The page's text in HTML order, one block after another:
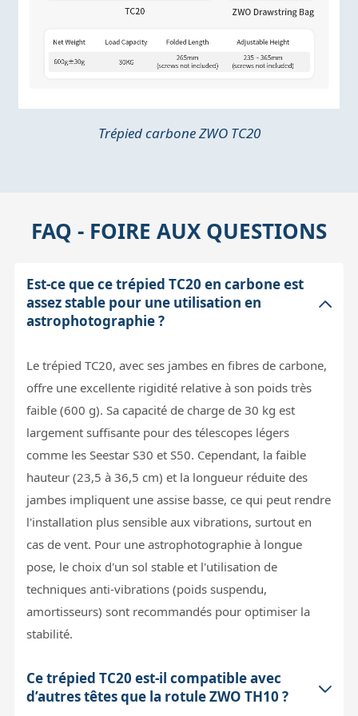
Trépied carbone ZWO TC20
FAQ - FOIRE AUX QUESTIONS
Est-ce que ce trépied TC20 en carbone est
assez stable pour une utilisation en
astrophotographie ?
Le trépied TC20, avec ses jambes en fibres de carbone,
offre une excellente rigidité relative à son poids très
faible (600 g). Sa capacité de charge de 30 kg est
largement suffisante pour des télescopes légers
comme les Seestar S30 et S50. Cependant, la faible
hauteur (23,5 à 36,5 cm) et la longueur réduite des
jambes impliquent une assise basse, ce qui peut rendre
l'installation plus sensible aux vibrations, surtout en
cas de vent. Pour une astrophotographie à longue
pose, le choix d'un sol stable et l'utilisation de
techniques anti-vibrations (poids suspendu,
amortisseurs) sont recommandés pour optimiser la
stabilité.
Ce trépied TC20 est-il compatible avec
d’autres têtes que la rotule ZWO TH10 ?